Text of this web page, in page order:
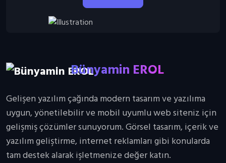
Bünyamin EROL
Bünyamin EROL
Bünyamin EROL
Gelişen yazılım çağında modern tasarım ve yazılıma
uygun, yönetilebilir ve mobil uyumlu web siteniz için
gelişmiş çözümler sunuyorum. Görsel tasarım, içerik ve
yazılım geliştirme, internet reklamları gibi konularda
tam destek alarak işletmenize değer katın.